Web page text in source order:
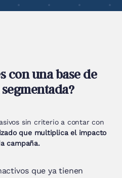
con una base de
sin criterio a contar con
que multiplica el impacto
campaña.
que ya tienen